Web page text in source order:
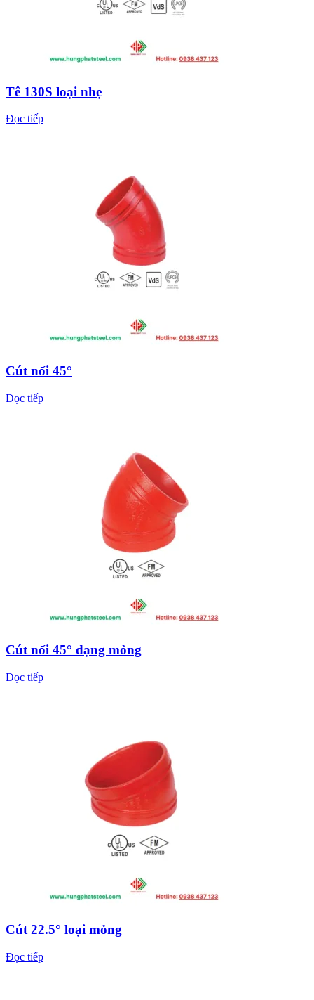
Tê 130S loại nhẹ
Đọc tiếp
Cút nối 45°
Đọc tiếp
Cút nối 45° dạng mỏng
Đọc tiếp
Cút 22.5° loại mỏng
Đọc tiếp